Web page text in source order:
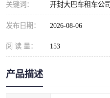
关键词： 开封大巴车租车公司
发布日期： 2026-08-06
阅 读 量： 153
产品描述